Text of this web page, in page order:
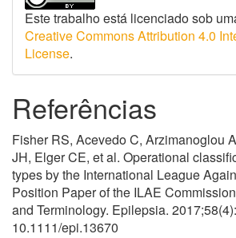
Este trabalho está licenciado sob
Creative Commons Attribution 4.0
License.
Referências
Fisher RS, Acevedo C, Arzimanoglou
JH, Elger CE, et al. Operational
types by the International League
Position Paper of the ILAE
and Terminology. Epilepsia.
10.1111/epi.13670